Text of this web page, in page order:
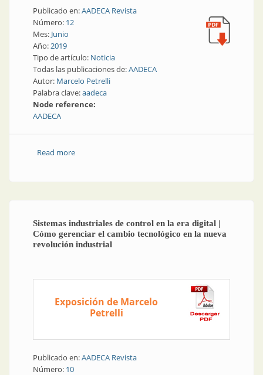
Publicado en:AADECA Revista
Número: 12
Mes: Junio
Año:2019
Tipo de artículo: Noticia
Todas las publicaciones de:AADECA
Autor: Marcelo Petrelli
Palabra clave:aadeca
Node reference:
AADECA
Read moreabout AADECA | Palabra de presidente...
Sistemas industriales de control en la era digital |
Cómo gerenciar el cambio tecnológico en la nueva
revolución industrial
Exposición de Marcelo
Petrelli
Publicado en:AADECA Revista
Número: 10